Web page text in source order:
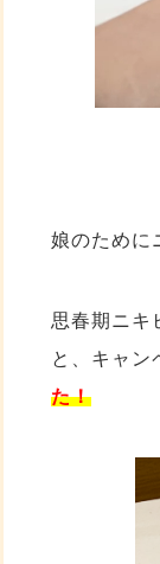
娘のために
思春期ニキ
と、キャン
た！